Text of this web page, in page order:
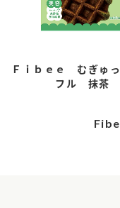
Ｆｉｂｅｅ むぎゅっ
フル 抹茶